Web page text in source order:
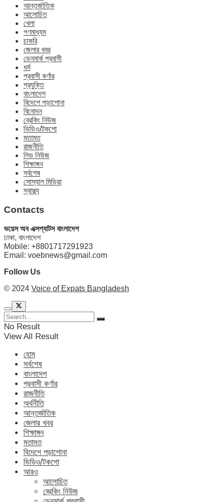
আন্তর্জাতিক
আলোচিত
খেলা
গণমাধ্যম
চাকরি
জেলার খবর
ডেনমার্ক প্রবাসী
ধর্ম
প্রবাসী কর্ণার
প্রযুক্তি
বাংলাদেশ
বিদেশে পড়াশোনা
বিনোদন
ব্রেকিং নিউজ
ভিডিও/টকশো
মতামত
রাজনীতি
লিড নিউজ
শিক্ষাঙ্গন
সর্বশেষ
সোস্যাল মিডিয়া
স্বাস্থ্য
Contacts
ভয়েস অব এক্সপ্যাটস বাংলাদেশ
ঢাকা, বাংলাদেশ
Mobile: +8801717291923
Email: voebnews@gmail.com
Follow Us
© 2024 Voice of Expats Bangladesh
No Result
View All Result
হোম
সর্বশেষ
বাংলাদেশ
প্রবাসী কর্ণার
রাজনীতি
অর্থনীতি
আন্তর্জাতিক
জেলার খবর
শিক্ষাঙ্গন
মতামত
বিদেশে পড়াশোনা
ভিডিও/টকশো
আরও
আলোচিত
ব্রেকিং নিউজ